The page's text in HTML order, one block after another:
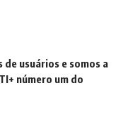
usuários e somos a
número um do